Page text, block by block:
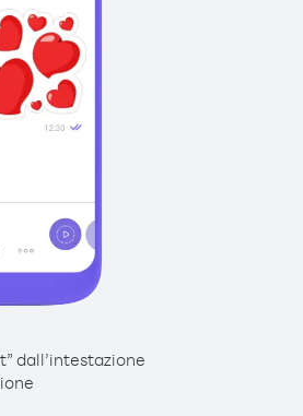
dall’intestazione